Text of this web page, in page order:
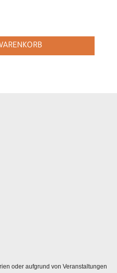
oder aufgrund von Veranstaltungen